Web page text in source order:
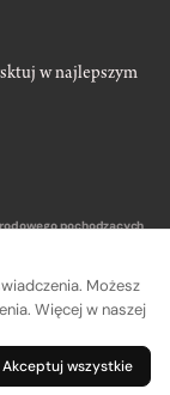
w najlepszym
pochodzących
Możesz
Więcej w naszej
Akceptuj wszystkie